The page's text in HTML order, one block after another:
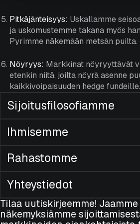
Pitkäjänteisyys: Uskallamme
ja uskomustemme takana myös
Pyrimme näkemään metsän puilta.
Nöyryys: Markkinat nöyryyttävät
etenkin niitä, joilta nöyrä asenne
kaikkivoipaisuuden hedge fundeille.
Sijoitusfilosofiamme
Ihmisemme
Rahastomme
Yhteystiedot
Tilaa uutiskirjeemme! Jaamme
näkemyksiämme